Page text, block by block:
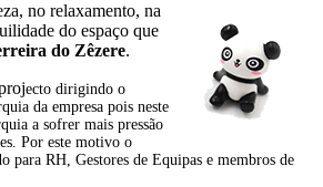
no relaxamento, na
do espaço que
do Zêzere.
ecto dirigindo o
da empresa pois neste
a sofrer mais pressão
Por este motivo o
para RH, Gestores de Equipas e membros de